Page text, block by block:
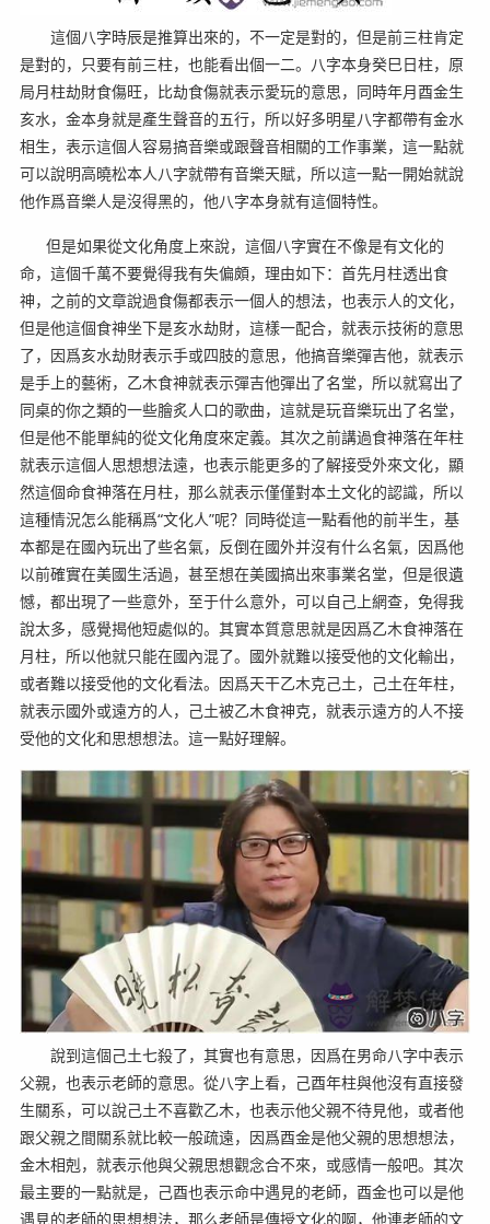
這個八字時辰是推算出來的，不一定是對的，但是前三柱肯定
是對的，只要有前三柱，也能看出個一二。八字本身癸巳日柱，原
局月柱劫財食傷旺，比劫食傷就表示愛玩的意思，同時年月酉金生
亥水，金本身就是產生聲音的五行，所以好多明星八字都帶有金水
相生，表示這個人容易搞音樂或跟聲音相關的工作事業，這一點就
可以說明高曉松本人八字就帶有音樂天賦，所以這一點一開始就說
他作爲音樂人是沒得黑的，他八字本身就有這個特性。
但是如果從文化角度上來說，這個八字實在不像是有文化的
命，這個千萬不要覺得我有失偏頗，理由如下：首先月柱透出食
神，之前的文章說過食傷都表示一個人的想法，也表示人的文化，
但是他這個食神坐下是亥水劫財，這樣一配合，就表示技術的意思
了，因爲亥水劫財表示手或四肢的意思，他搞音樂彈吉他，就表示
是手上的藝術，乙木食神就表示彈吉他彈出了名堂，所以就寫出了
同桌的你之類的一些膾炙人口的歌曲，這就是玩音樂玩出了名堂，
但是他不能單純的從文化角度來定義。其次之前講過食神落在年柱
就表示這個人思想想法遠，也表示能更多的了解接受外來文化，顯
然這個命食神落在月柱，那么就表示僅僅對本土文化的認識，所以
這種情況怎么能稱爲“文化人”呢？同時從這一點看他的前半生，基
本都是在國內玩出了些名氣，反倒在國外并沒有什么名氣，因爲他
以前確實在美國生活過，甚至想在美國搞出來事業名堂，但是很遺
憾，都出現了一些意外，至于什么意外，可以自己上網查，免得我
說太多，感覺揭他短處似的。其實本質意思就是因爲乙木食神落在
月柱，所以他就只能在國內混了。國外就難以接受他的文化輸出，
或者難以接受他的文化看法。因爲天干乙木克己土，己土在年柱，
就表示國外或遠方的人，己土被乙木食神克，就表示遠方的人不接
受他的文化和思想想法。這一點好理解。
說到這個己土七殺了，其實也有意思，因爲在男命八字中表示
父親，也表示老師的意思。從八字上看，己酉年柱與他沒有直接發
生關系，可以說己土不喜歡乙木，也表示他父親不待見他，或者他
跟父親之間關系就比較一般疏遠，因爲酉金是他父親的思想想法，
金木相剋，就表示他與父親思想觀念合不來，或感情一般吧。其次
最主要的一點就是，己酉也表示命中遇見的老師，酉金也可以是他
遇見的老師的思想想法，那么老師是傳授文化的啊，他連老師的文